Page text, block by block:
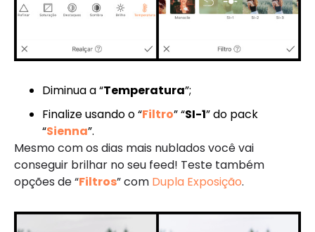
Diminua a “Temperatura”;
Finalize usando o “Filtro” “SI-1” do pack
“Sienna”.
Mesmo com os dias mais nublados você vai
conseguir brilhar no seu feed! Teste também
opções de “Filtros” com Dupla Exposição.